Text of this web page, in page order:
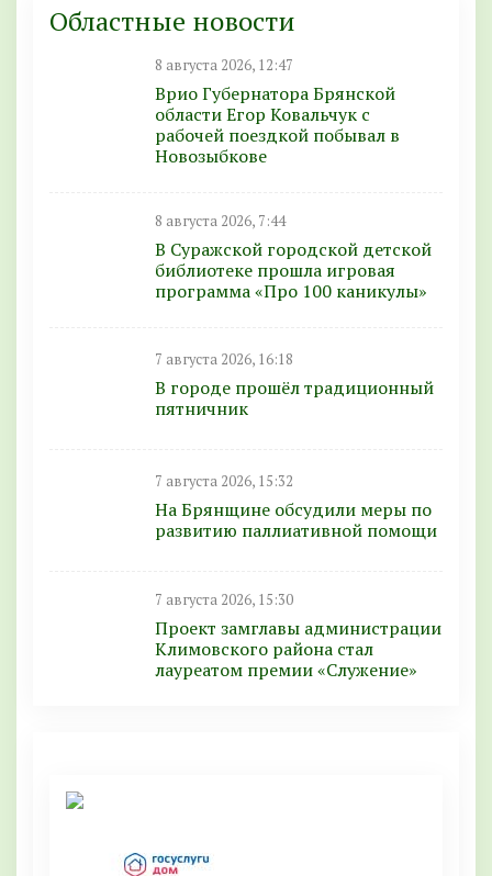
Областные новости
8 августа 2026, 12:47
Врио Губернатора Брянской
области Егор Ковальчук с
рабочей поездкой побывал в
Новозыбкове
8 августа 2026, 7:44
В Суражской городской детской
библиотеке прошла игровая
программа «Про 100 каникулы»
7 августа 2026, 16:18
В городе прошёл традиционный
пятничник
7 августа 2026, 15:32
На Брянщине обсудили меры по
развитию паллиативной помощи
7 августа 2026, 15:30
Проект замглавы администрации
Климовского района стал
лауреатом премии «Служение»